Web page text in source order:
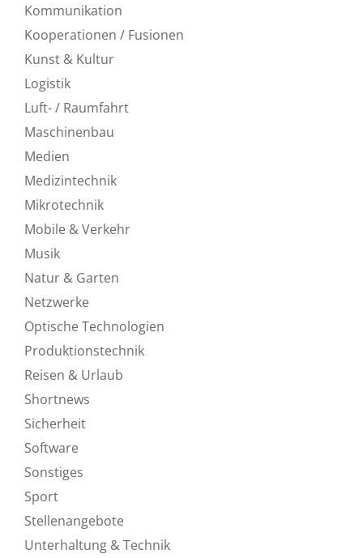
Kommunikation
Kooperationen / Fusionen
Kunst & Kultur
Logistik
Luft- / Raumfahrt
Maschinenbau
Medien
Medizintechnik
Mikrotechnik
Mobile & Verkehr
Musik
Natur & Garten
Netzwerke
Optische Technologien
Produktionstechnik
Reisen & Urlaub
Shortnews
Sicherheit
Software
Sonstiges
Sport
Stellenangebote
Unterhaltung & Technik